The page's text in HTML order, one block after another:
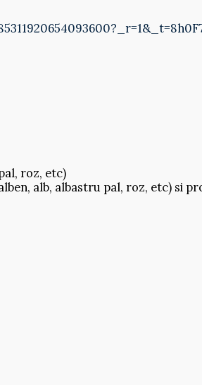
roz, etc)
alb, albastru pal, roz, etc) si